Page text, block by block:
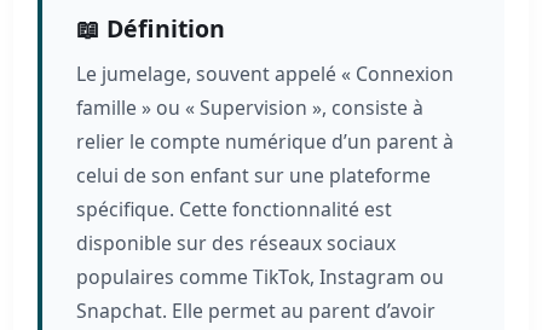
📖 Définition
Le jumelage, souvent appelé « Connexion
famille » ou « Supervision », consiste à
relier le compte numérique d’un parent à
celui de son enfant sur une plateforme
spécifique. Cette fonctionnalité est
disponible sur des réseaux sociaux
populaires comme TikTok, Instagram ou
Snapchat. Elle permet au parent d’avoir